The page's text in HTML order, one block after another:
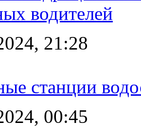
водителей
21:28
станции
00:45